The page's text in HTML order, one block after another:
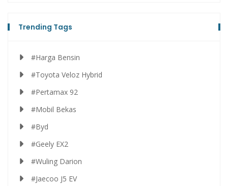
Trending Tags
#Harga Bensin
#Toyota Veloz Hybrid
#Pertamax 92
#Mobil Bekas
#Byd
#Geely EX2
#Wuling Darion
#Jaecoo J5 EV